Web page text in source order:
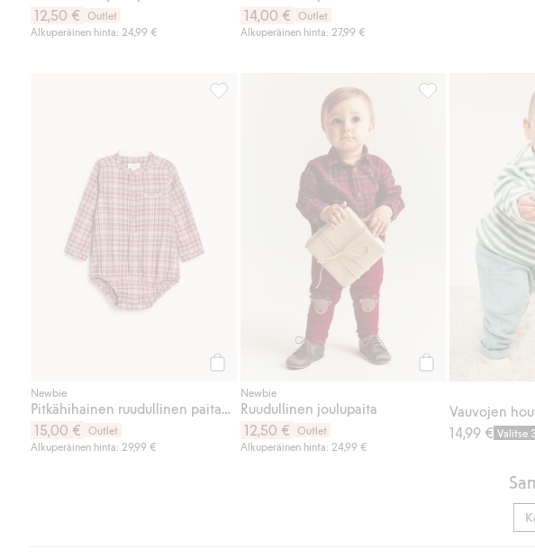
12,50 €
Outlet
Alkuperäinen hinta: 24,99 €
14,00 €
Outlet
Alkuperäinen hinta: 27,99 €
Newbie
Pitkähihainen ruudullinen paitabody
15,00 €
Outlet
Alkuperäinen hinta: 29,99 €
Pitkähihainen ruudullinen paitabody, Lisää suosikkeihin
Newbie
Ruudullinen joulupaita
12,50 €
Outlet
Alkuperäinen hinta: 24,99 €
Ruudullinen
14,99 € Valitse